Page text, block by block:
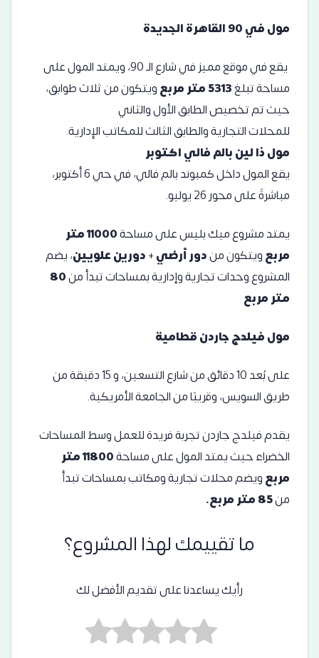
مول في 90 القاهرة الجديدة
يقع في موقع مميز في شارع الـ 90، ويمتد المول على
مساحة تبلغ5313 متر مربع
ويتكون من ثلاث طوابق،
حيث تم تخصيص الطابق الأول والثاني
للمحلات التجارية والطابق الثالث للمكاتب الإدارية.
مول ذا لين بالم فالي اكتوبر
يقع المول داخل كمبوند بالم فالي، في حي 6 أكتوبر،
مباشرةً على محور 26 يوليو.
يمتد مشروع ميك بليس على مساحة
11000 متر
مربعويتكون مندور أرضي+دورين علويين، يضم
المشروع وحدات تجارية وإدارية بمساحات تبدأ من80
متر مربع
مول فيلدج جاردن قطامية
على بُعد 10 دقائق من شارع التسعين، و 15 دقيقة من
طريق السويس، وقريبًا من الجامعة الأمريكية.
يقدم فيلدج جاردن تجربة فريدة للعمل وسط المساحات
الخضراء حيث يمتد المول على مساحة
11800 متر
مربعويضم محلات تجارية ومكاتب بمساحات تبدأ
من85 متر مربع .
ما تقييمك لهذا المشروع؟
رأيك يساعدنا على تقديم الأفضل لك